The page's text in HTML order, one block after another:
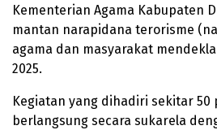
Kementerian Agama Kabupaten
mantan narapidana terorisme
agama dan masyarakat
2025.
Kegiatan yang dihadiri sekitar 50
berlangsung secara sukarela